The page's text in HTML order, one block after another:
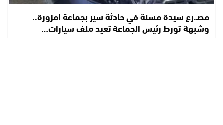
مصـ.رع سيدة مسنة في حادثة سير بجماعة امزورة..
وشبهة تورط رئيس الجماعة تعيد ملف سيارات…